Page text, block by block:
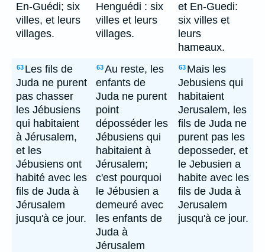
En-Guédi; six
villes, et leurs
villages.
Henguédi : six
villes et leurs
villages.
et En-Guedi:
six villes et
leurs
hameaux.
63 Les fils de
Juda ne purent
pas chasser
les Jébusiens
qui habitaient
à Jérusalem,
et les
Jébusiens ont
habité avec les
fils de Juda à
Jérusalem
jusqu'à ce jour.
63Au reste, les
enfants de
Juda ne purent
point
déposséder les
Jébusiens qui
habitaient à
Jérusalem;
c'est pourquoi
le Jébusien a
demeuré avec
les enfants de
Juda à
Jérusalem
63 Mais les
Jebusiens qui
habitaient
Jerusalem, les
fils de Juda ne
purent pas les
deposseder, et
le Jebusien a
habite avec les
fils de Juda à
Jerusalem
jusqu'à ce jour.